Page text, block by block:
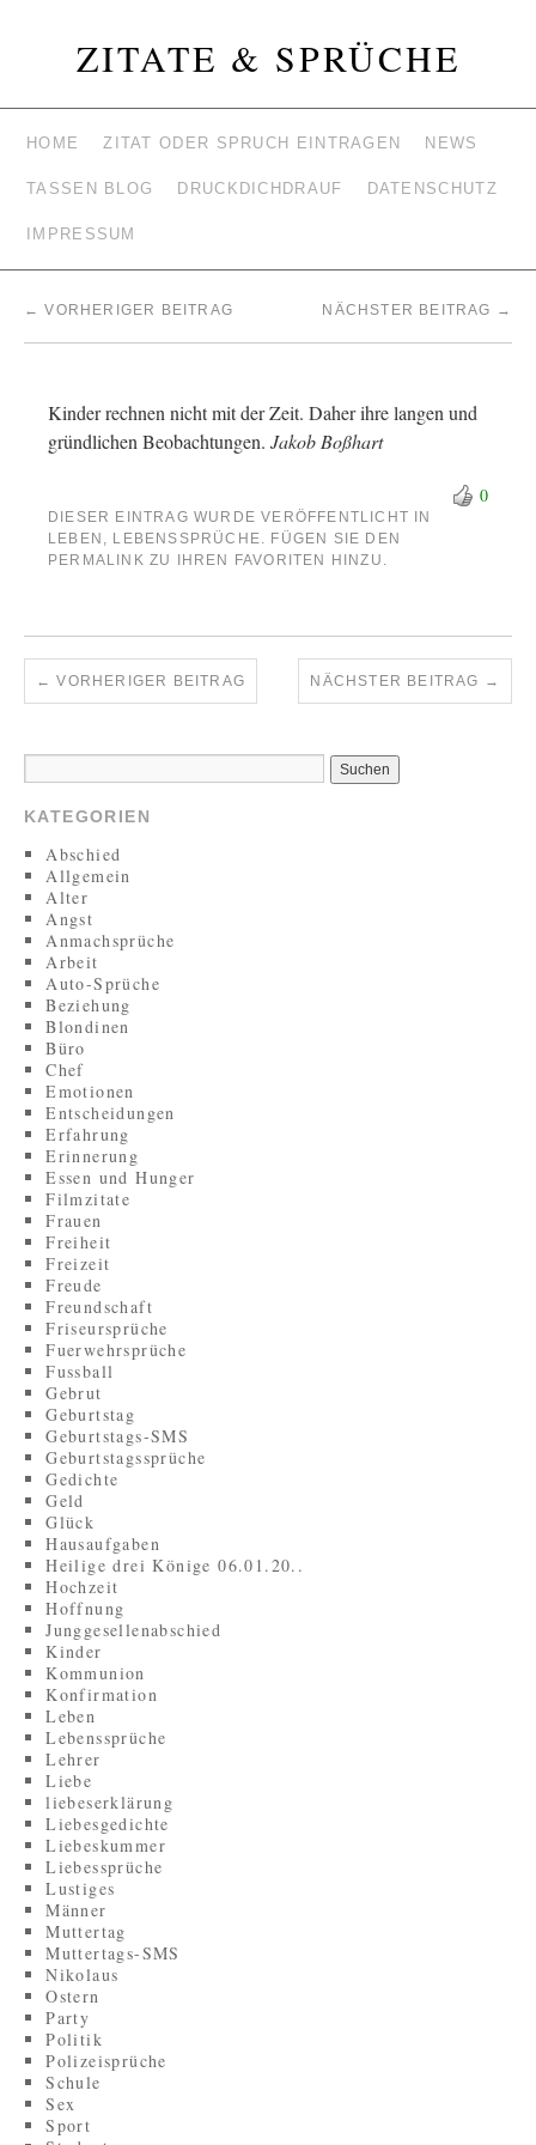
ZITATE & SPRÜCHE
HOME ZITAT ODER SPRUCH EINTRAGEN NEWS
TASSEN BLOG DRUCKDICHDRAUF DATENSCHUTZ
IMPRESSUM
← VORHERIGER BEITRAG NÄCHSTER BEITRAG →
Kinder rechnen nicht mit der Zeit. Daher ihre langen und
gründlichen Beobachtungen. Jakob Boßhart
0
DIESER EINTRAG WURDE VERÖFFENTLICHT IN
LEBEN , LEBENSSPRÜCHE. FÜGEN SIE DEN
PERMALINK ZU IHREN FAVORITEN HINZU.
← VORHERIGER BEITRAG NÄCHSTER BEITRAG →
KATEGORIEN
Abschied
Allgemein
Alter
Angst
Anmachsprüche
Arbeit
Auto-Sprüche
Beziehung
Blondinen
Büro
Chef
Emotionen
Entscheidungen
Erfahrung
Erinnerung
Essen und Hunger
Filmzitate
Frauen
Freiheit
Freizeit
Freude
Freundschaft
Friseursprüche
Fuerwehrsprüche
Fussball
Gebrut
Geburtstag
Geburtstags-SMS
Geburtstagssprüche
Gedichte
Geld
Glück
Hausaufgaben
Heilige drei Könige 06.01.20..
Hochzeit
Hoffnung
Junggesellenabschied
Kinder
Kommunion
Konfirmation
Leben
Lebenssprüche
Lehrer
Liebe
liebeserklärung
Liebesgedichte
Liebeskummer
Liebessprüche
Lustiges
Männer
Muttertag
Muttertags-SMS
Nikolaus
Ostern
Party
Politik
Polizeisprüche
Schule
Sex
Sport